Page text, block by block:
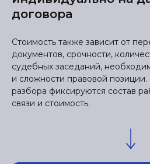
договора
Стоимость также зависит от
документов, срочности,
судебных заседаний,
и сложности правовой
разбора фиксируются состав
связи и стоимость.